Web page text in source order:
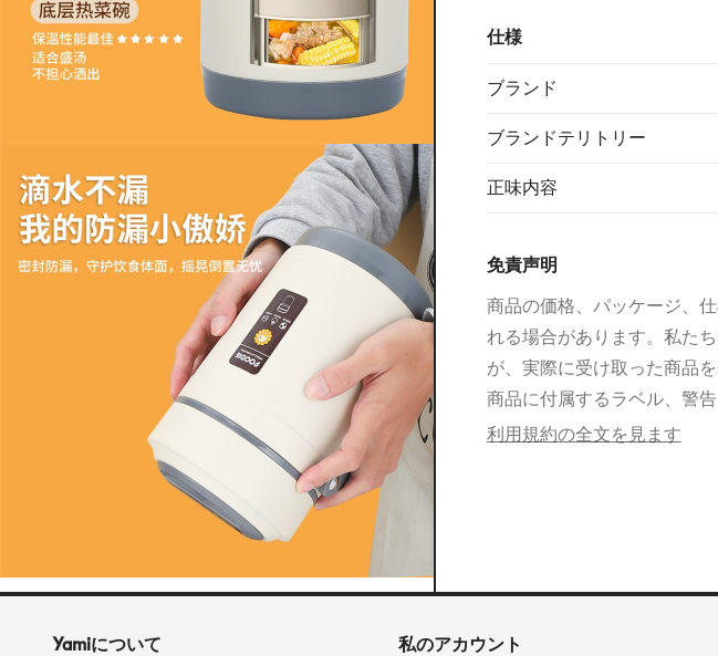
仕様
ブランド
ブランドテリトリー
正味内容
免責声明
商品の価格、パッケージ、
れる場合があります。私た
が、実際に受け取った商品
商品に付属するラベル、警
利用規約の全文を見ます
Yamiについて 私のアカウント